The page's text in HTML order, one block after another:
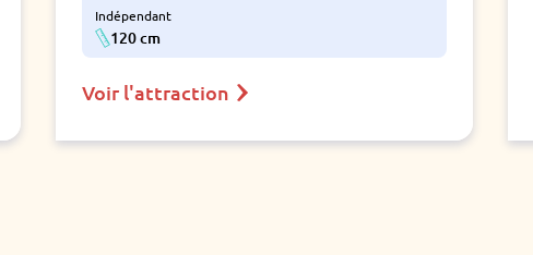
Indépendant
120 cm
Voir l'attraction